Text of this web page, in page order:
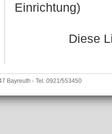
Einrichtung)
Diese
Bayreuth - Tel. 0921/553450